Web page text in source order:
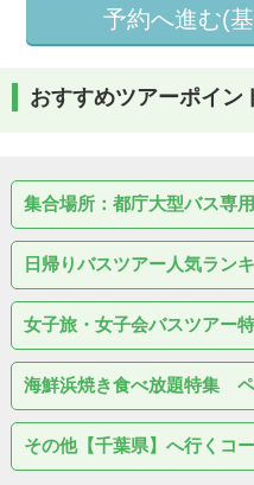
予約へ進む(
おすすめツアーポイン
集合場所：都庁大型バス専
日帰りバスツアー人気ラン
女子旅・女子会バスツアー
海鮮浜焼き食べ放題特集
その他【千葉県】へ行くコ